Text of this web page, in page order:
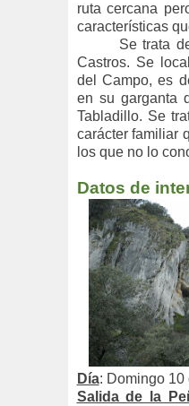
ruta cercana
características
Se trata
Castros. Se
del Campo, es
en su garganta
Tabladillo. Se
carácter familiar
los que no lo
Datos de
Día: Domingo 10
Salida de la